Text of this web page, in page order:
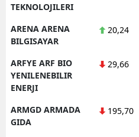
TEKNOLOJILERI
ARENA ARENA
BILGISAYAR
20,24
ARFYE ARF BIO
YENILENEBILIR
ENERJI
29,66
ARMGD ARMADA
GIDA
195,70